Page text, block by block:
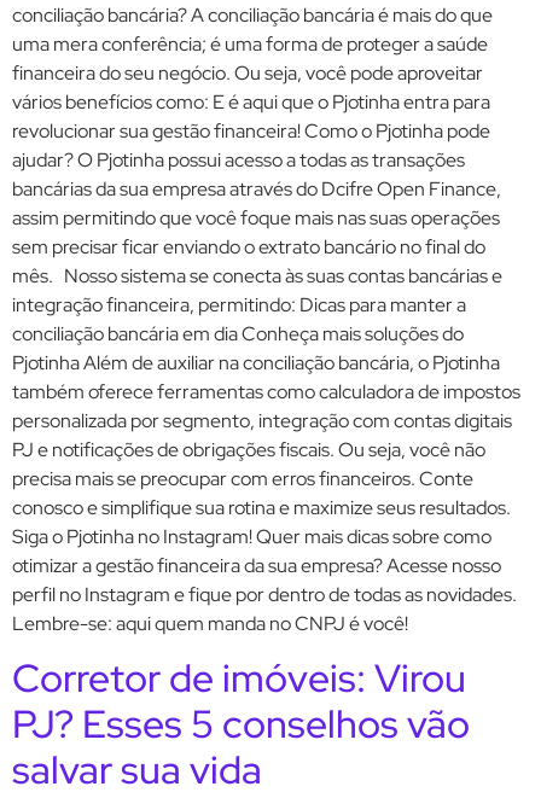
conciliação bancária? A conciliação bancária é mais do que
uma mera conferência; é uma forma de proteger a saúde
financeira do seu negócio. Ou seja, você pode aproveitar
vários benefícios como: E é aqui que o Pjotinha entra para
revolucionar sua gestão financeira! Como o Pjotinha pode
ajudar? O Pjotinha possui acesso a todas as transações
bancárias da sua empresa através do Dcifre Open Finance,
assim permitindo que você foque mais nas suas operações
sem precisar ficar enviando o extrato bancário no final do
mês. Nosso sistema se conecta às suas contas bancárias e
integração financeira, permitindo: Dicas para manter a
conciliação bancária em dia Conheça mais soluções do
Pjotinha Além de auxiliar na conciliação bancária, o Pjotinha
também oferece ferramentas como calculadora de impostos
personalizada por segmento, integração com contas digitais
PJ e notificações de obrigações fiscais. Ou seja, você não
precisa mais se preocupar com erros financeiros. Conte
conosco e simplifique sua rotina e maximize seus resultados.
Siga o Pjotinha no Instagram! Quer mais dicas sobre como
otimizar a gestão financeira da sua empresa? Acesse nosso
perfil no Instagram e fique por dentro de todas as novidades.
Lembre-se: aqui quem manda no CNPJ é você!
Corretor de imóveis: Virou
PJ? Esses 5 conselhos vão
salvar sua vida